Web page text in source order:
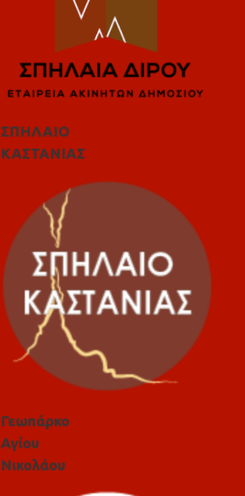
ΣΠΗΛΑΙΟ
ΚΑΣΤΑΝΙΑΣ
Γεωπάρκο
Αγίου
Νικολάου